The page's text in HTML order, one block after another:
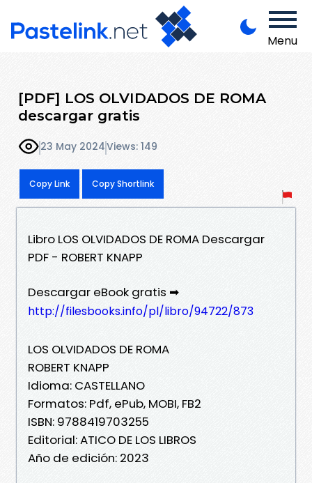
Menu
[PDF] LOS OLVIDADOS DE ROMA
descargar gratis
23 May 2024Views: 149
Copy Link Copy Shortlink
Libro LOS OLVIDADOS DE ROMA Descargar
PDF - ROBERT KNAPP
Descargar eBook gratis ➡
http://filesbooks.info/pl/libro/94722/873
LOS OLVIDADOS DE ROMA
ROBERT KNAPP
Idioma: CASTELLANO
Formatos: Pdf, ePub, MOBI, FB2
ISBN: 9788419703255
Editorial: ATICO DE LOS LIBROS
Año de edición: 2023